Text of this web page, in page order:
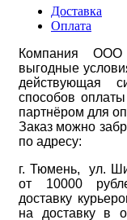
Доставка
Оплата
Компания ООО
выгодные
действующая
способов
партнёром для
Заказ можно
по адресу:
г. Тюмень, ул.
от 10000
доставку
на доставку в